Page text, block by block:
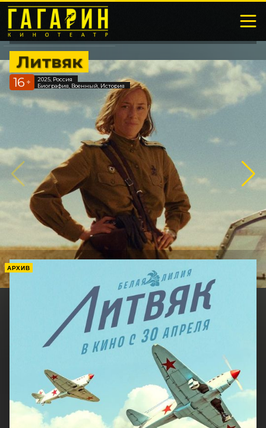
Литвяк
16 +
2025, Россия
Биография, Военный, История
АРХИВ